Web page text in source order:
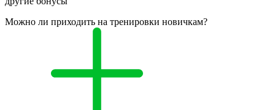
Можно ли приходить на тренировки новичкам?